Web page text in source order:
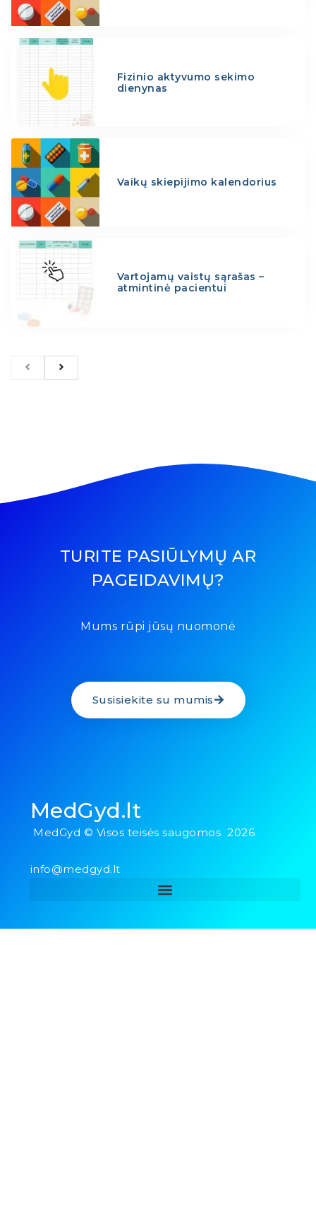
Fizinio aktyvumo sekimo
dienynas
Vaikų skiepijimo kalendorius
Vartojamų vaistų sąrašas –
atmintinė pacientui
TURITE PASIŪLYMŲ AR
PAGEIDAVIMŲ?
Mums rūpi jūsų nuomonė
Susisiekite su mumis
MedGyd.lt
MedGyd © Visos teisės saugomos 2026
info@medgyd.lt